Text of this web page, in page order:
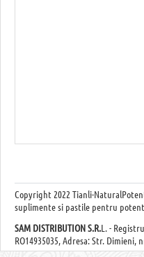
Copyright 2022 Tianli-
suplimente si pastile pentru
SAM DISTRIBUTION S.R.L. -
RO14935035, Adresa: Str. Dimieni,